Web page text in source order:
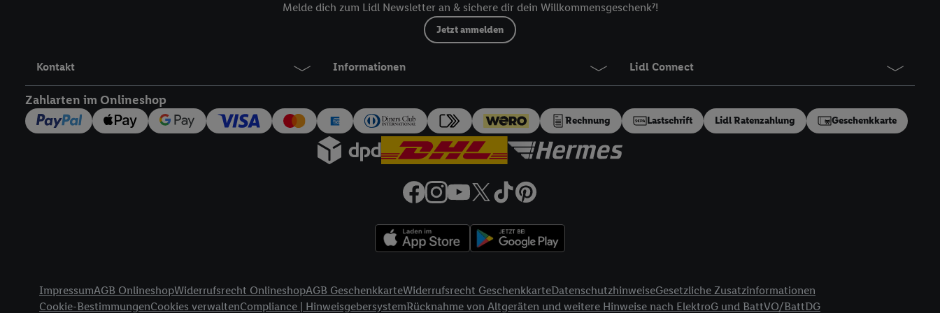
Melde dich zum Lidl Newsletter an & sichere dir dein Willkommensgeschenk⁷!
Jetzt anmelden
Kontakt Informationen Lidl Connect
Zahlarten im Onlineshop
Rechnung Lastschrift Lidl Ratenzahlung Geschenkkarte
ImpressumAGB OnlineshopWiderrufsrecht OnlineshopAGB GeschenkkarteWiderrufsrecht GeschenkkarteDatenschutzhinweiseGesetzliche Zusatzinformationen
Cookie-BestimmungenCookies verwaltenCompliance | HinweisgebersystemRücknahme von Altgeräten und weitere Hinweise nach ElektroG und BattVO/BattDG
werden, damit wir Ihnen dort personalisierte Werbung ausspielen können. Sie können Ihre Einwilligung speziell zur
Nutzung der Utiq-Technologie - zusätzlich zur weiter unten erläuterten Möglichkeit, Ihre Einwilligung generell zu
das Datenschutzportal von Utiq („consenthub“)
Telekommunikations-basierten Utiq-Technologie für digitales Marketing“ am unteren Ende dieser Einwilligung (nur für
„Zustimmen“ stimmen Sie allen Verarbeitungen zu sämtlichen vorgenannten Zwecken unter Einbindung sämtlicher
genannten Partner zu. Weitere Informationen, auch zur Speicherdauer der Daten und zu Ihrem Recht, Ihre Einwilligung
jederzeit mit Wirkung für die Zukunft zu widerrufen, finden Sie in unserenDatenschutzbestimmungen
Unter „Anpassen“ können Sie einzelne Verwendungszwecke oder Partner zulassen; das gilt auch für die
nachfolgend schlagwortartig benannten Zwecke und Funktionen im Rahmen des Einsatzes des IAB TCF für Werbung und
Anzeige von Werbung und Inhalten, Abgleichung und Kombination von Daten aus unterschiedlichen Quellen,
Verknüpfung verschiedener Endgeräte, Identifikation von Geräten anhand automatisch übermittelter Informationen,
Verwendung genauer Standortdaten. Erstellung von Profilen für personalisierte Werbung. Speichern von oder